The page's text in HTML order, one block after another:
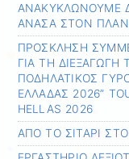
ΑΝΑΚΥΚΛΩΝΟΥΜΕ
ΑΝΑΣΑ ΣΤΟΝ
ΠΡΟΣΚΛΗΣΗ
ΓΙΑ ΤΗ ΔΙΕΞΑΓΩΓΗ
ΠΟΔΗΛΑΤΙΚΟΣ
ΕΛΛΑΔΑΣ 2026”
HELLAS 2026
ΑΠΟ ΤΟ ΣΙΤΑΡΙ